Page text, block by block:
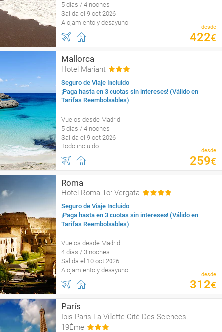
5 días / 4 noches
Salida el 9 oct 2026
Alojamiento y desayuno
desde
422€
Mallorca
Hotel Mariant
Seguro de Viaje Incluido
¡Paga hasta en 3 cuotas sin intereses! (Válido en
Tarifas Reembolsables)
Vuelos desde Madrid
5 días / 4 noches
Salida el 9 oct 2026
Todo incluido
desde
259€
Roma
Hotel Roma Tor Vergata
Seguro de Viaje Incluido
¡Paga hasta en 3 cuotas sin intereses! (Válido en
Tarifas Reembolsables)
Vuelos desde Madrid
4 días / 3 noches
Salida el 10 oct 2026
Alojamiento y desayuno
desde
312€
París
Ibis Paris La Villette Cité Des Sciences
19Ème